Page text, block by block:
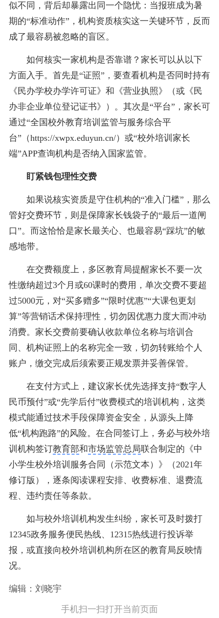
似不同，背后却暴露出同一个隐忧：当报班成为暑
期的“标准动作”，机构资质核实这一关键环节，反而
成了最容易被忽略的盲区。
如何核实一家机构是否靠谱？家长可以从以下
方面入手。首先是“证照”，要查看机构是否同时持有
《民办学校办学许可证》和《营业执照》（或《民
办非企业单位登记证书》）。其次是“平台”，家长可
通过“全国校外教育培训监管与服务综合平
台”（https://xwpx.eduyun.cn/）或“校外培训家长
端”APP查询机构是否纳入国家监管。
盯紧钱包理性交费
如果说核实资质是守住机构的“准入门槛”，那么
管好交费环节，则是保障家长钱袋子的“最后一道闸
口”。而这恰恰是家长最关心、也最容易“踩坑”的敏
感地带。
在交费额度上，多区教育局提醒家长不要一次
性缴纳超过3个月或60课时的费用，单次交费不要超
过5000元，对“买多赠多”“限时优惠”“大课包更划
算”等营销话术保持理性，切勿因优惠力度大而冲动
消费。家长交费前要确认收款单位名称与培训合
同、机构证照上的名称完全一致，切勿转账给个人
账户，缴交完成后须索要正规发票并妥善保管。
在支付方式上，建议家长优先选择支持“数字人
民币预付”或“先学后付”收费模式的培训机构，这类
模式能通过技术手段保障资金安全，从源头上降
低“机构跑路”的风险。在合同签订上，务必与校外培
训机构签订教育部和市场监管总局联合制定的《中
小学生校外培训服务合同（示范文本）》（2021年
修订版），逐条阅读课程安排、收费标准、退费流
程、违约责任等条款。
如与校外培训机构发生纠纷，家长可及时拨打
12345政务服务便民热线、12315热线进行投诉举
报，或直接向校外培训机构所在区的教育局反映情
况。
编辑：刘晓宇
手机扫一扫打开当前页面